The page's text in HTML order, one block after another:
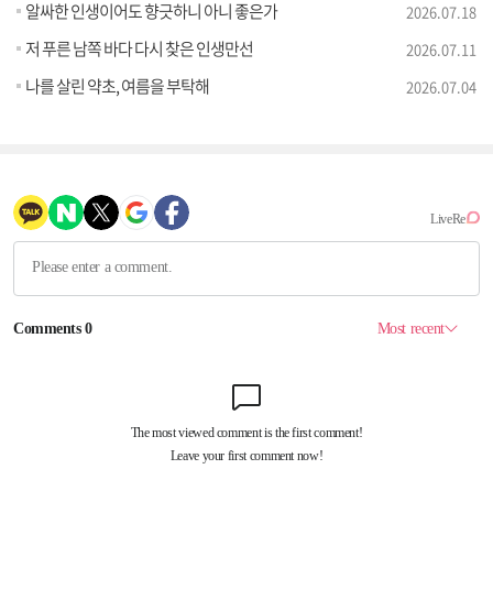
알싸한 인생이어도 향긋하니 아니 좋은가 2026.07.18
저 푸른 남쪽 바다 다시 찾은 인생만선 2026.07.11
나를 살린 약초, 여름을 부탁해 2026.07.04